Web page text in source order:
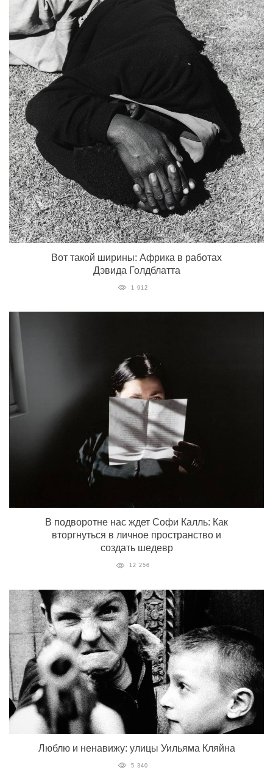
Вот такой ширины: Африка в работах
Дэвида Голдблатта
1 912
В подворотне нас ждет Софи Калль: Как
вторгнуться в личное пространство и
создать шедевр
12 256
Люблю и ненавижу: улицы Уильяма Кляйна
5 340